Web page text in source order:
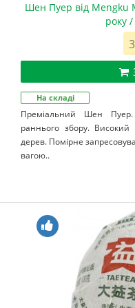
Шен Пуер від Mengku
року
На складі
Преміальний Шен Пуер.
раннього збору. Високий
дерев. Помірне
вагою..